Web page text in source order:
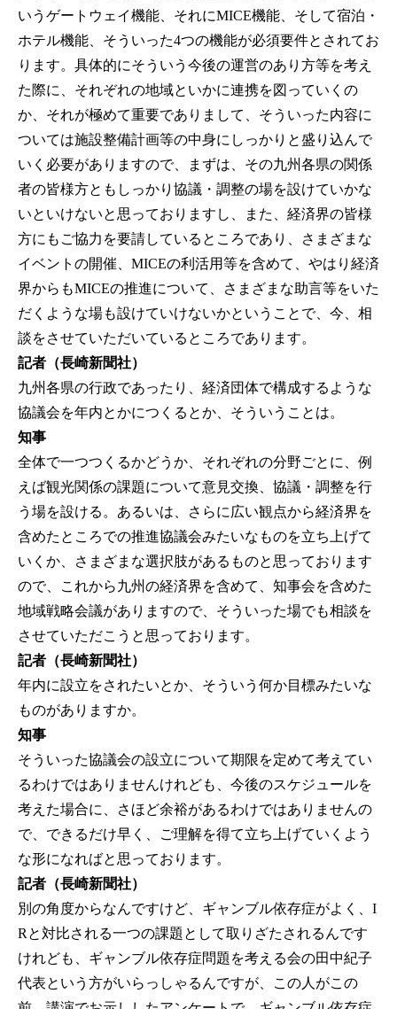
いうゲートウェイ機能、それにMICE機能、そして宿泊・
ホテル機能、そういった4つの機能が必須要件とされてお
ります。具体的にそういう今後の運営のあり方等を考え
た際に、それぞれの地域といかに連携を図っていくの
か、それが極めて重要でありまして、そういった内容に
ついては施設整備計画等の中身にしっかりと盛り込んで
いく必要がありますので、まずは、その九州各県の関係
者の皆様方ともしっかり協議・調整の場を設けていかな
いといけないと思っておりますし、また、経済界の皆様
方にもご協力を要請しているところであり、さまざまな
イベントの開催、MICEの利活用等を含めて、やはり経済
界からもMICEの推進について、さまざまな助言等をいた
だくような場も設けていけないかということで、今、相
談をさせていただいているところであります。
記者（長崎新聞社）
九州各県の行政であったり、経済団体で構成するような
協議会を年内とかにつくるとか、そういうことは。
知事
全体で一つつくるかどうか、それぞれの分野ごとに、例
えば観光関係の課題について意見交換、協議・調整を行
う場を設ける。あるいは、さらに広い観点から経済界を
含めたところでの推進協議会みたいなものを立ち上げて
いくか、さまざまな選択肢があるものと思っております
ので、これから九州の経済界を含めて、知事会を含めた
地域戦略会議がありますので、そういった場でも相談を
させていただこうと思っております。
記者（長崎新聞社）
年内に設立をされたいとか、そういう何か目標みたいな
ものがありますか。
知事
そういった協議会の設立について期限を定めて考えてい
るわけではありませんけれども、今後のスケジュールを
考えた場合に、さほど余裕があるわけではありませんの
で、できるだけ早く、ご理解を得て立ち上げていくよう
な形になればと思っております。
記者（長崎新聞社）
別の角度からなんですけど、ギャンブル依存症がよく、I
Rと対比される一つの課題として取りざたされるんです
けれども、ギャンブル依存症問題を考える会の田中紀子
代表という方がいらっしゃるんですが、この人がこの